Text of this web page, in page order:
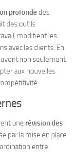
profonde des
des outils
modifient les
avec les clients. En
non seulement
aux nouvelles
une révision des
par la mise en place
entre